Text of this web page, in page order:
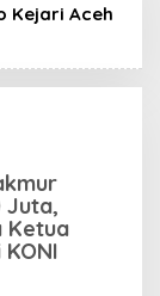
Kejari Aceh
Juta,
Ketua